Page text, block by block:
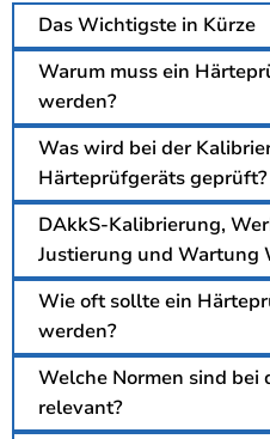
Das Wichtigste in Kürze
Warum muss ein
werden?
Was wird bei der
Härteprüfgeräts geprüft?
DAkkS-Kalibrierung,
Justierung und Wartung
Wie oft sollte ein
werden?
Welche Normen sind bei
relevant?